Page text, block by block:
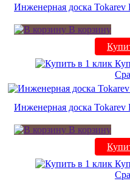
Инженерная доска Tokarev
В корзину
Инженерная доска Tokarev
В корзину